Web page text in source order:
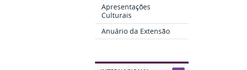
Apresentações
Culturais
Anuário da Extensão